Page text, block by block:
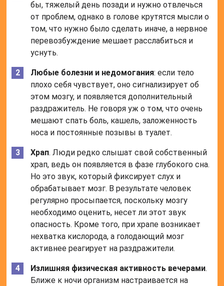
бы, тяжелый день позади и нужно отвлечься
от проблем, однако в голове крутятся мысли о
том, что нужно было сделать иначе, а нервное
перевозбуждение мешает расслабиться и
уснуть.
Любые болезни и недомогания: если тело
плохо себя чувствует, оно сигнализирует об
этом мозгу, и появляется дополнительный
раздражитель. Не говоря уж о том, что очень
мешают спать боль, кашель, заложенность
носа и постоянные позывы в туалет.
Храп. Люди редко слышат свой собственный
храп, ведь он появляется в фазе глубокого сна.
Но это звук, который фиксирует слух и
обрабатывает мозг. В результате человек
регулярно просыпается, поскольку мозгу
необходимо оценить, несет ли этот звук
опасность. Кроме того, при храпе возникает
нехватка кислорода, а голодающий мозг
активнее реагирует на раздражители.
Излишняя физическая активность вечерами.
Ближе к ночи организм настраивается на